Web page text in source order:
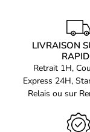
Connectivité et
Connectez
ports disponibles
de jeu sans faille
autre périphérique
cet écran est un
Pas de pixel
Domaine de
numérisation
Fréquence de
Taille visualisable
LIVRAISON
Retrait 1H,
Express 24H,
Relais ou sur